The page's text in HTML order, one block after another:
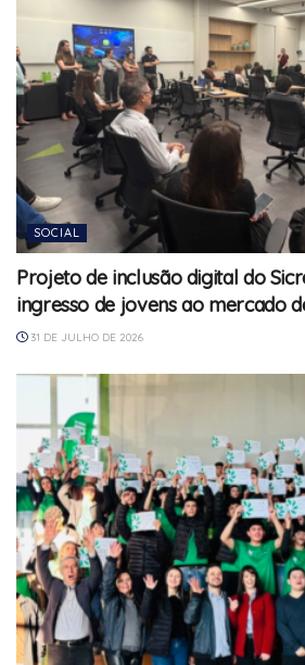
SOCIAL
Projeto de inclusão digital do
ingresso de jovens ao mercado
31 DE JULHO DE 2026